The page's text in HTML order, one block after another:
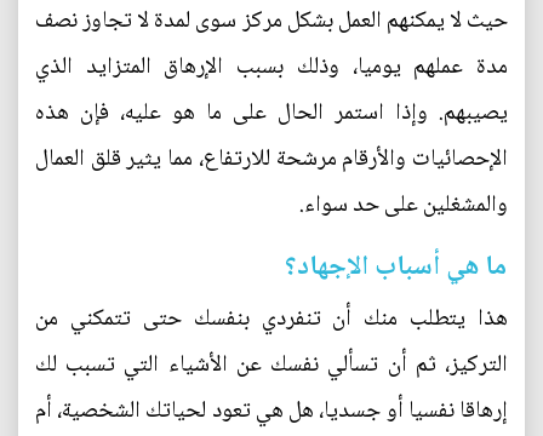
حيث لا يمكنهم العمل بشكل مركز سوى لمدة لا تجاوز نصف
مدة عملهم يوميا، وذلك بسبب الإرهاق المتزايد الذي
يصيبهم. وإذا استمر الحال على ما هو عليه، فإن هذه
الإحصائيات والأرقام مرشحة للارتفاع، مما يثير قلق العمال
والمشغلين على حد سواء.
ما هي أسباب الإجهاد؟
هذا يتطلب منك أن تنفردي بنفسك حتى تتمكني من
التركيز، ثم أن تسألي نفسك عن الأشياء التي تسبب لك
إرهاقا نفسيا أو جسديا، هل هي تعود لحياتك الشخصية، أم